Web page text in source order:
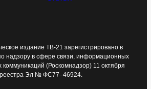
издание ТВ-21 зарегистрировано в
надзору в сфере связи, информационных
коммуникаций (Роскомнадзор) 11 октября
реестра Эл № ФС77–46924.